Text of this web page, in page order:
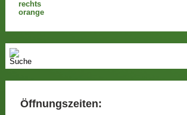
Öffnungszeiten: